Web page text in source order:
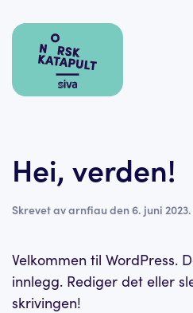
Skip to main content
Hei, verden!
Skrevet avarnfiau den6. juni 2023
Velkommen til WordPress.
innlegg. Rediger det eller
skrivingen!